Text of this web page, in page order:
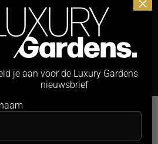
LinkedInWhatsApp
E-
mail
je aan voor de Luxury Gardens
nieuwsbrief